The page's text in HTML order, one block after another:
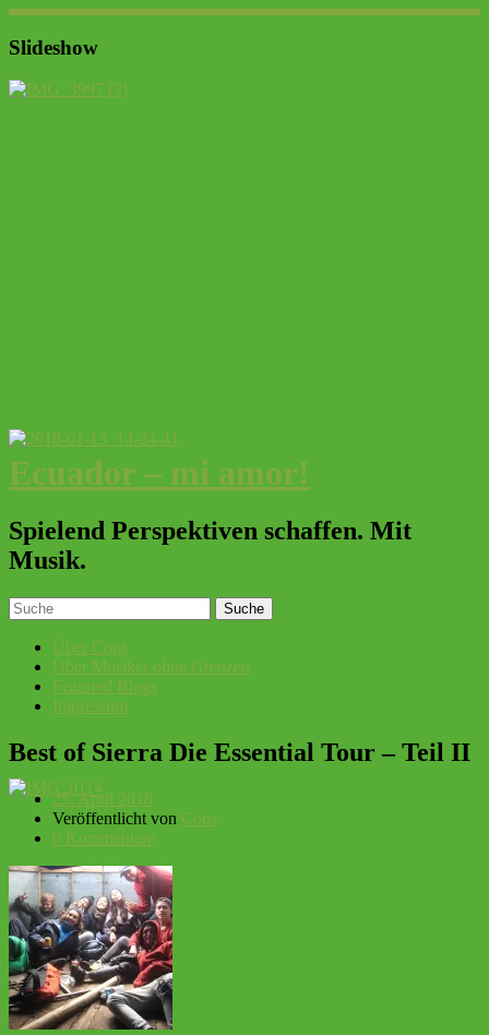
Slideshow
Ecuador – mi amor!
Spielend Perspektiven schaffen. Mit
Musik.
Über Cons
Über Musiker ohne Grenzen
Featured Blogs
Impressum
Best of Sierra Die Essential Tour – Teil II
25. April 2018
Veröffentlicht von Cons
0 Kommentare